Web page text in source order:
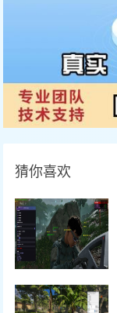
猜你喜欢